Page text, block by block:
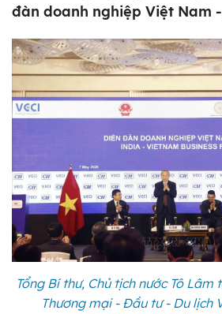
đàn doanh nghiệp Việt Nam
Tổng Bí thư, Chủ tịch nước Tô
Thương mại - Đầu tư - Du lịch